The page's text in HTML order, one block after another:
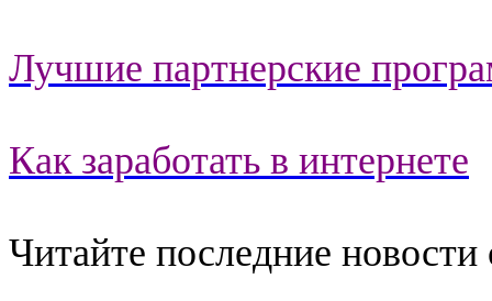
Лучшие партнерские
Как заработать в интернете
Читайте последние новости